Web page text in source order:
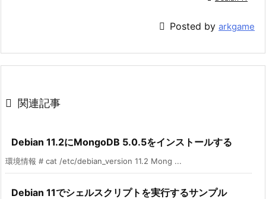
 Posted by arkgame
 関連記事
Debian 11.2にMongoDB 5.0.5をインストールする
環境情報 # cat /etc/debian_version 11.2 Mong ...
Debian 11でシェルスクリプトを実行するサンプル